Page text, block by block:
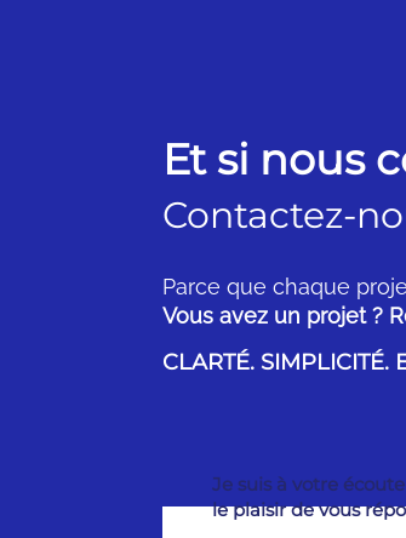
Et si nous
Contactez-
Parce que chaque
Vous avez un projet ?
CLARTÉ. SIMPLICITÉ.
Je suis à votre
le plaisir de vous